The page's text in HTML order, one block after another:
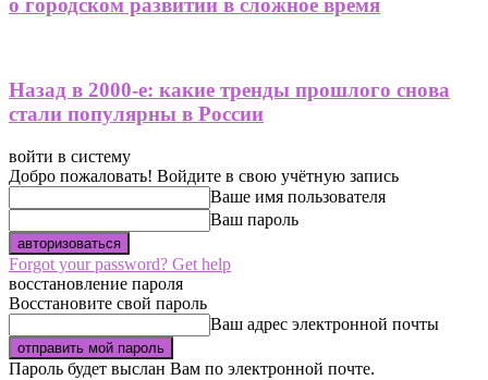
о городском развитии в сложное время
Назад в 2000-е: какие тренды прошлого снова
стали популярны в России
войти в систему
Добро пожаловать! Войдите в свою учётную запись
Ваше имя пользователя
Ваш пароль
Forgot your password? Get help
восстановление пароля
Восстановите свой пароль
Ваш адрес электронной почты
Пароль будет выслан Вам по электронной почте.